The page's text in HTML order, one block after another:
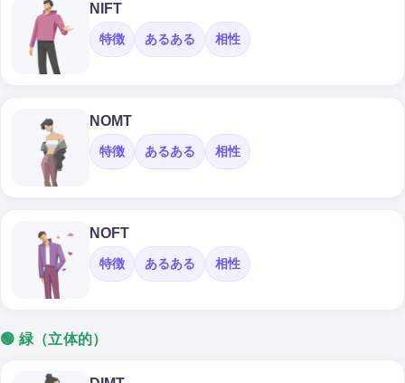
NIFT
特徴 あるある 相性
NOMT
特徴 あるある 相性
NOFT
特徴 あるある 相性
🟢 緑（立体的）